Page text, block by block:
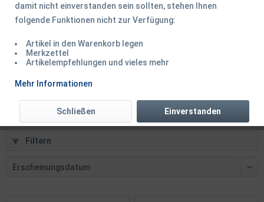
RidgeMonkey Hunter 750 Rucksack grün für...
Filtern
damit nicht einverstanden sein sollten, stehen Ihnen
folgende Funktionen nicht zur Verfügung:
Artikel in den Warenkorb legen
Merkzettel
Artikelempfehlungen und vieles mehr
Mehr Informationen
Einverstanden
Schließen